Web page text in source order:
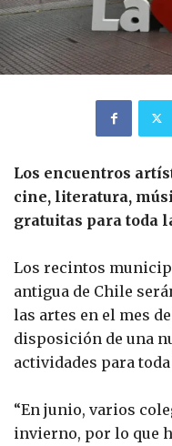
Los encuentros
cine, literatura,
gratuitas para toda
Los recintos
antigua de Chile
las artes en el mes
disposición de una
actividades para
“En junio, varios
invierno, por lo que